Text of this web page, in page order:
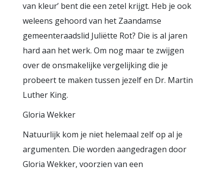
van kleur’ bent die een zetel krijgt. Heb je ook
weleens gehoord van het Zaandamse
gemeenteraadslid Juliëtte Rot? Die is al jaren
hard aan het werk. Om nog maar te zwijgen
over de onsmakelijke vergelijking die je
probeert te maken tussen jezelf en Dr. Martin
Luther King.
Gloria Wekker
Natuurlijk kom je niet helemaal zelf op al je
argumenten. Die worden aangedragen door
Gloria Wekker, voorzien van een